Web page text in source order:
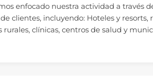
enfocado nuestra actividad a través
clientes, incluyendo: Hoteles y resorts,
rurales, clínicas, centros de salud y